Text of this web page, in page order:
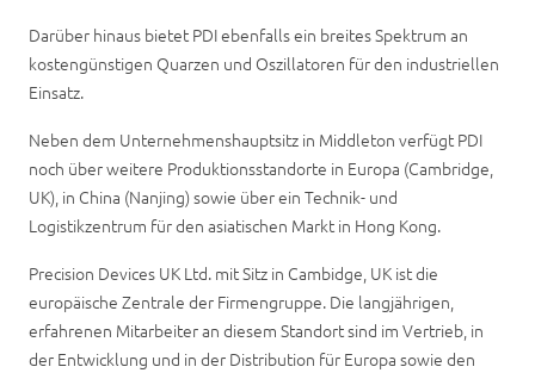
Darüber hinaus bietet PDI ebenfalls ein breites Spektrum an
kostengünstigen Quarzen und Oszillatoren für den industriellen
Einsatz.
Neben dem Unternehmenshauptsitz in Middleton verfügt PDI
noch über weitere Produktionsstandorte in Europa (Cambridge,
UK), in China (Nanjing) sowie über ein Technik- und
Logistikzentrum für den asiatischen Markt in Hong Kong.
Precision Devices UK Ltd. mit Sitz in Cambidge, UK ist die
europäische Zentrale der Firmengruppe. Die langjährigen,
erfahrenen Mitarbeiter an diesem Standort sind im Vertrieb, in
der Entwicklung und in der Distribution für Europa sowie den